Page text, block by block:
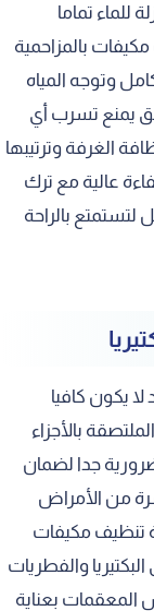
للماء تماما
بالمزاحمية
وتوجه المياه
يمنع تسرب أي
الغرفة وترتيبها
عالية مع ترك
لتستمتع بالراحة
لا يكون كافيا
بالأجزاء
جدا لضمان
من الأمراض
تنظيف مكيفات
والفطريات
المعقمات بعناية